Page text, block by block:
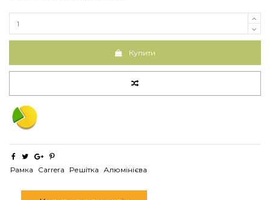
Купити
Рамка Carrera Решітка Алюмінієва